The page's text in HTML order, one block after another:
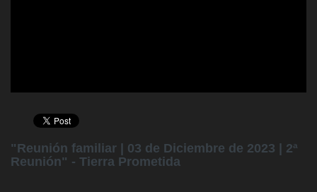
"Reunión familiar | 03 de Diciembre de 2023 | 2ª
Reunión" - Tierra Prometida